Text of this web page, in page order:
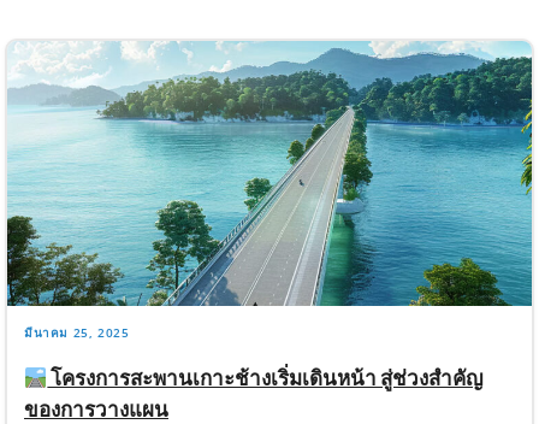
มีนาคม 25, 2025
โครงการสะพานเกาะช้างเริ่มเดินหน้า สู่ช่วงสำคัญ
ของการวางแผน